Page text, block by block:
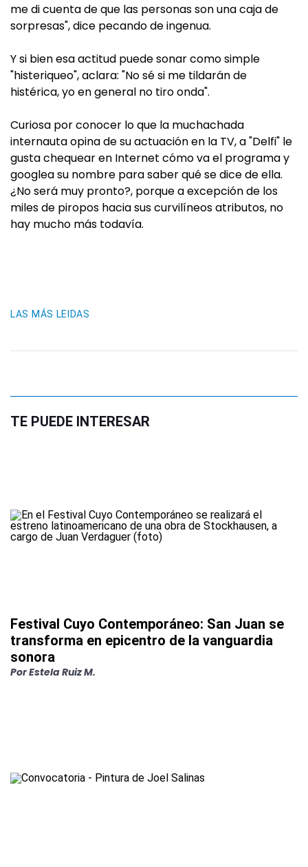
me di cuenta de que las personas son una caja de
sorpresas", dice pecando de ingenua.
Y si bien esa actitud puede sonar como simple
"histeriqueo", aclara: "No sé si me tildarán de
histérica, yo en general no tiro onda".
Curiosa por conocer lo que la muchachada
internauta opina de su actuación en la TV, a "Delfi" le
gusta chequear en Internet cómo va el programa y
googlea su nombre para saber qué se dice de ella.
¿No será muy pronto?, porque a excepción de los
miles de piropos hacia sus curvilíneos atributos, no
hay mucho más todavía.
LAS MÁS LEIDAS
TE PUEDE INTERESAR
Festival Cuyo Contemporáneo: San Juan se
transforma en epicentro de la vanguardia
sonora
PorEstela Ruiz M.